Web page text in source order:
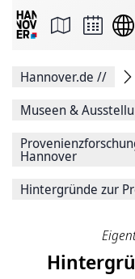
Seite
Facebook
teilen
Seitenlink
Kopieren
Drucken
Hannover.de //
Museen &
Hannover
Hintergründe zur